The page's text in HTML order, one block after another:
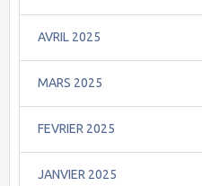
AVRIL 2025
MARS 2025
FEVRIER 2025
JANVIER 2025